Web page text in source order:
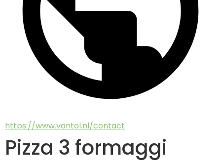
https://www.vantol.nl/contact
Pizza 3 formaggi